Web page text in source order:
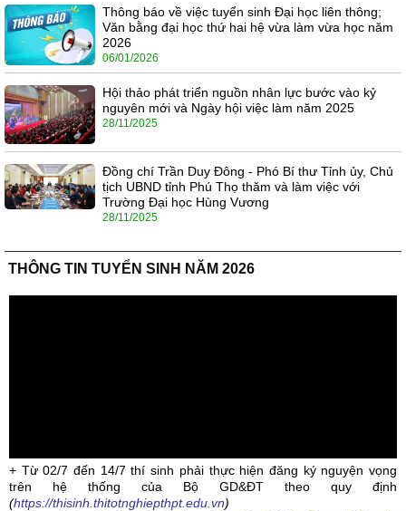
Thông báo về việc tuyển sinh Đại học liên thông;
Văn bằng đại học thứ hai hệ vừa làm vừa học năm
2026
06/01/2026
Hội thảo phát triển nguồn nhân lực bước vào kỷ
nguyên mới và Ngày hội việc làm năm 2025
28/11/2025
Đồng chí Trần Duy Đông - Phó Bí thư Tỉnh ủy, Chủ
tịch UBND tỉnh Phú Thọ thăm và làm việc với
Trường Đại học Hùng Vương
28/11/2025
THÔNG TIN TUYỂN SINH NĂM 2026
+ Từ 02/7 đến 14/7 thí sinh phải thực hiện đăng ký nguyện vọng
trên hệ thống của Bộ GD&ĐT theo quy định
(https://thisinh.thitotnghiepthpt.edu.vn)